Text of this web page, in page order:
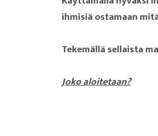
ihmisiä ostamaan
Tekemällä sellaista
Joko aloitetaan?